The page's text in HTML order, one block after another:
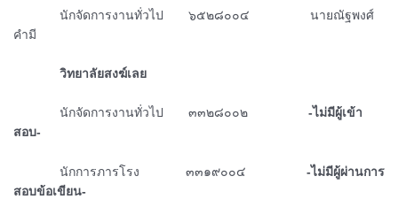
ᅠᅠᅠᅠนักจัดการงานทั่วไป ๖๕๒๘๐๐๔ นายณัฐพงศ์
คำมี
ᅠᅠᅠᅠวิทยาลัยสงฆ์เลย
ᅠᅠᅠᅠนักจัดการงานทั่วไป ๓๓๒๘๐๐๒ -ไม่มีผู้เข้า
สอบ-
ᅠᅠᅠᅠนักการภารโรง ๓๓๑๙๐๐๔ -ไม่มีผู้ผ่านการ
สอบข้อเขียน-